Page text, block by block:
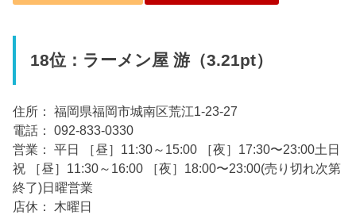
18位：ラーメン屋 游（3.21pt）
住所： 福岡県福岡市城南区荒江1-23-27
電話： 092-833-0330
営業： 平日 ［昼］11:30～15:00 ［夜］17:30〜23:00土日
祝 ［昼］11:30～16:00 ［夜］18:00〜23:00(売り切れ次第
終了)日曜営業
店休： 木曜日